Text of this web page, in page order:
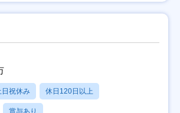
日祝休み 休日120日以上
賞与あり